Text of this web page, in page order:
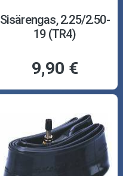
Sisärengas, 2.25/2.50-
19 (TR4)
9,90 €